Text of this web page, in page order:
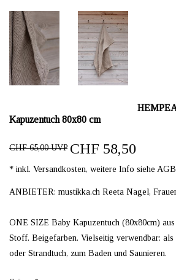
Kapuzentuch 80x80 cm
CHF 65,00 UVP CHF 58,50
* inkl. Versandkosten, weitere Info siehe
ANBIETER: mustikka.ch Reeta Nagel,
ONE SIZE Baby Kapuzentuch (80x80cm)
Stoff. Beigefarben. Vielseitig verwendbar: als
oder Strandtuch, zum Baden und Saunieren.